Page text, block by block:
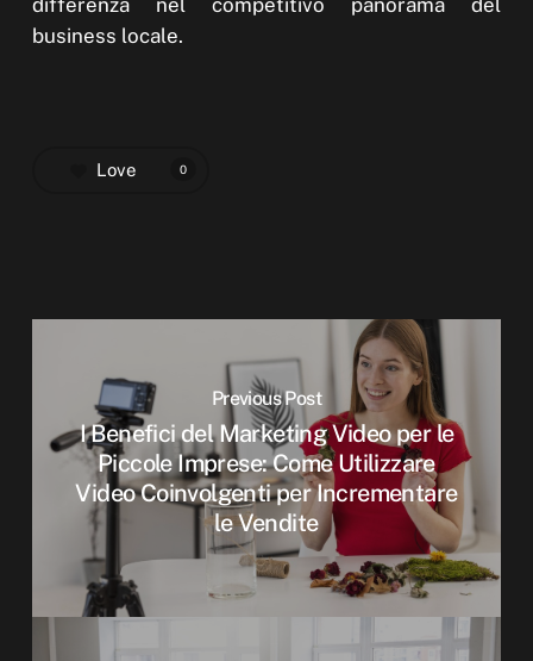
differenza nel competitivo panorama del
business locale.
Love 0
Previous Post
I Benefici del Marketing Video per le
Piccole Imprese: Come Utilizzare
Video Coinvolgenti per Incrementare
le Vendite